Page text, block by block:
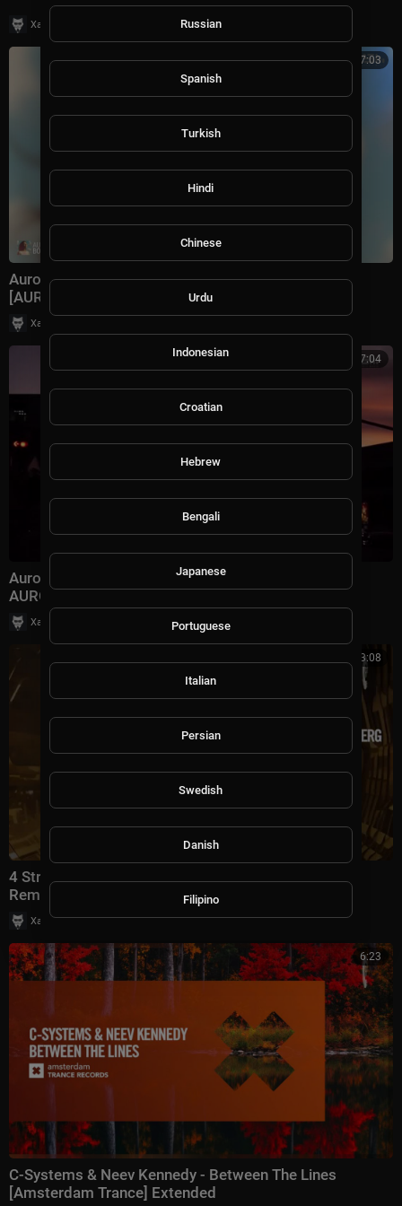
Хаус Рычалкин
7:03
Aurosonic, Marie Mauri - Воздух (Extended)
[AUROSONIC MUSIC]
Хаус Рычалкин
7:04
Aurosonic Marie Mauri - Воздух Instrumental
AUROSONIC MUSIC
Хаус Рычалкин 17 просмотры
3:08
4 Strings & Susanne Teutenberg - Let It Rain (Costa
Remix) [RNM] + LYRICS
Хаус Рычалкин | 61 просмотры
6:23
C-Systems & Neev Kennedy - Between The Lines
[Amsterdam Trance] Extended
Russian
Spanish
Turkish
Hindi
Chinese
Urdu
Indonesian
Croatian
Hebrew
Bengali
Japanese
Portuguese
Italian
Persian
Swedish
Danish
Filipino